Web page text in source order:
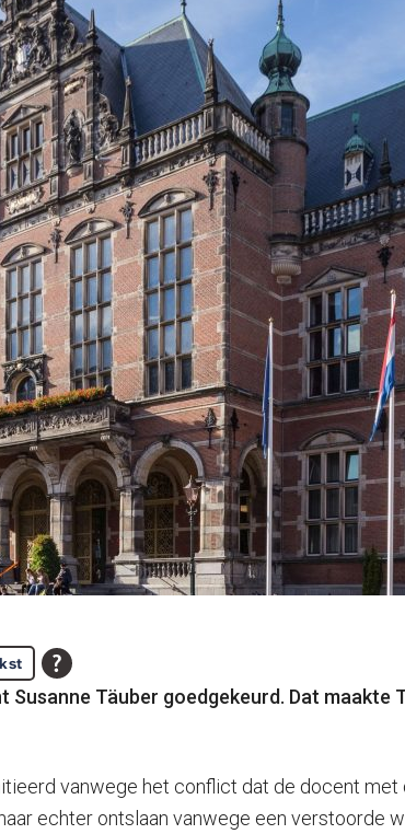
Susanne Täuber goedgekeurd. Dat
vanwege het conflict dat de docent
echter ontslaan vanwege een